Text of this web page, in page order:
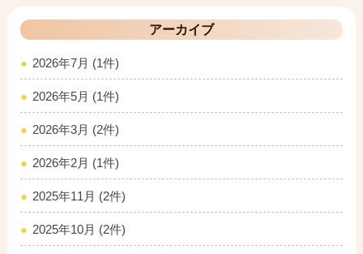
アーカイブ
2026年7月 (1件)
2026年5月 (1件)
2026年3月 (2件)
2026年2月 (1件)
2025年11月 (2件)
2025年10月 (2件)